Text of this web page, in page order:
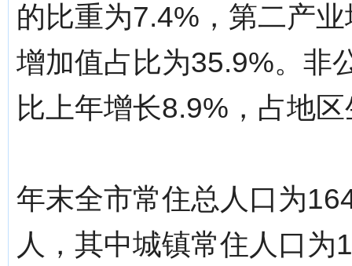
的比重为7.4%，第二产
增加值占比为35.9%。非
比上年增长8.9%，占地
年末全市常住总人口为
人，其中城镇常住人口